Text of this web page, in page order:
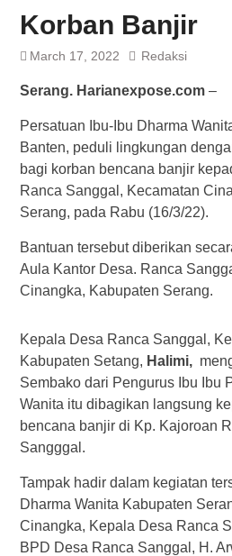
Korban Banjir
March 17, 2022 Redaksi
Serang. Harianexpose.com–
Persatuan Ibu-Ibu Dharma
Banten, peduli lingkungan
bagi korban bencana banjir
Ranca Sanggal, Kecamatan
Serang, pada Rabu (16/3/22).
Bantuan tersebut diberikan
Aula Kantor Desa. Ranca
Cinangka, Kabupaten Serang.
Kepala Desa Ranca Sanggal,
Kabupaten Setang, Halimi,
Sembako dari Pengurus Ibu Ibu
Wanita itu dibagikan langsung
bencana banjir di Kp. Kajoroan
Sangggal.
Tampak hadir dalam kegiatan
Dharma Wanita Kabupaten
Cinangka, Kepala Desa Ranca
BPD Desa Ranca Sanggal, H.